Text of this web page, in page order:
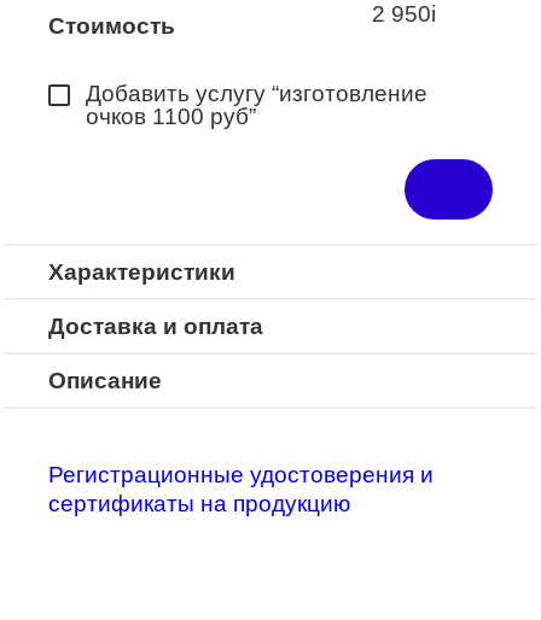
Стоимость 2 950i
Добавить услугу “изготовление
очков 1100 руб”
Характеристики
Доставка и оплата
Описание
Регистрационные удостоверения и
сертификаты на продукцию